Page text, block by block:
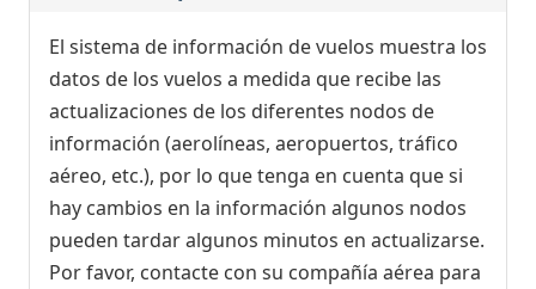
El sistema de información de vuelos muestra los
datos de los vuelos a medida que recibe las
actualizaciones de los diferentes nodos de
información (aerolíneas, aeropuertos, tráfico
aéreo, etc.), por lo que tenga en cuenta que si
hay cambios en la información algunos nodos
pueden tardar algunos minutos en actualizarse.
Por favor, contacte con su compañía aérea para